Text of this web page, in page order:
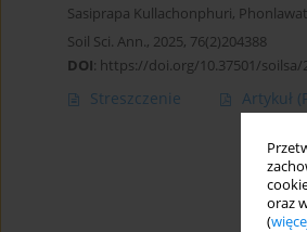
oraz
(
Sasiprapa Kullachonphuri,
Soil Sci. Ann., 2025, 76(2)204388
DOI: https://doi.org/10.37501/soilsa/
Streszczenie Artykuł